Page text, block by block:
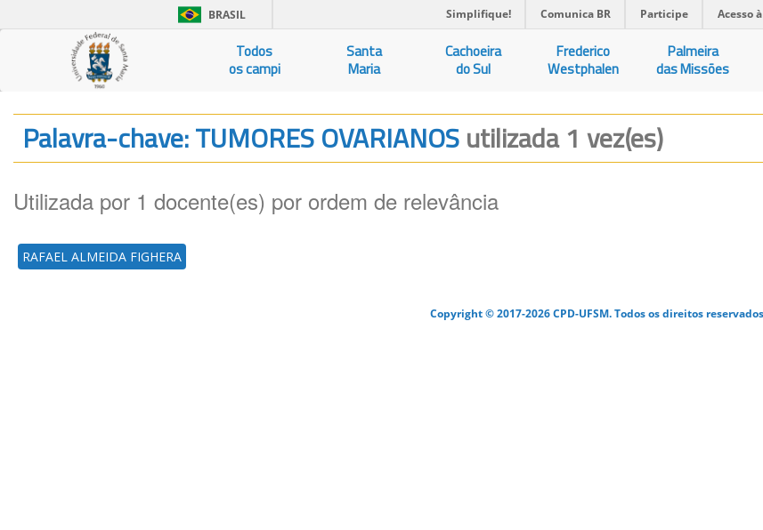
BRASIL Simplifique! Comunica BR Participe Acesso
Todos
os campi
Santa
Maria
Cachoeira
do Sul
Frederico
Westphalen
Palmeira
das Missões
Palavra-chave: TUMORES OVARIANOSutilizada 1 vez(es)
Utilizada por 1 docente(es) por ordem de relevância
RAFAEL ALMEIDA FIGHERA
Copyright © 2017-2026 CPD-UFSM. Todos os direitos